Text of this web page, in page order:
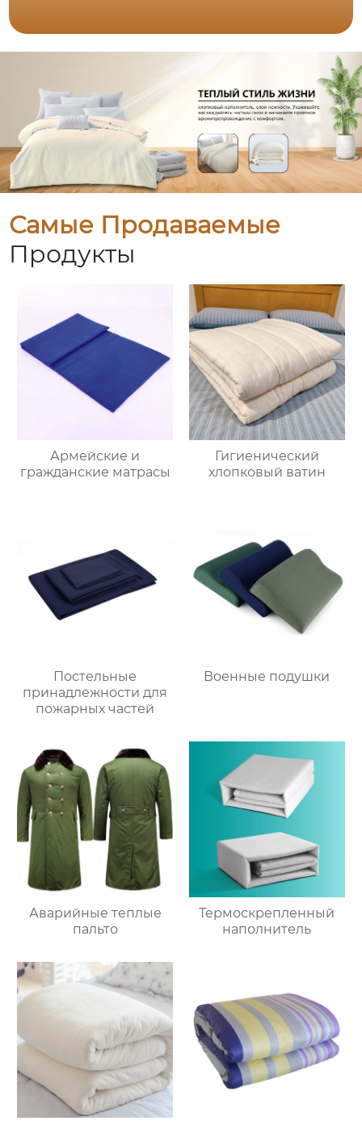
Самые Продаваемые
Продукты
Армейские и
гражданские матрасы
Гигиенический
хлопковый ватин
Постельные
принадлежности для
пожарных частей
Военные подушки
Аварийные теплые
пальто
Термоскрепленный
наполнитель